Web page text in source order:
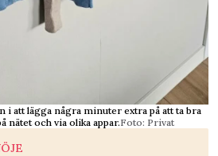
i att lägga några minuter extra på att ta bra
nätet och via olika appar.Foto: Privat